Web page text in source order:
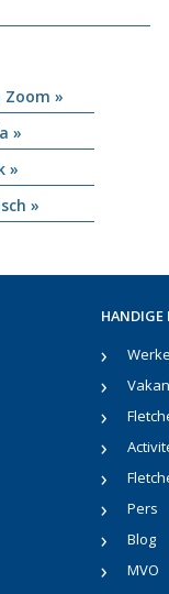
Zoom »
»
»
»
HANDIGE
Pers
Blog
MVO